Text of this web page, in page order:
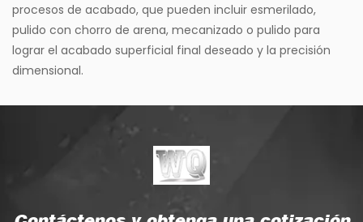
procesos de acabado, que pueden incluir esmerilado,
pulido con chorro de arena, mecanizado o pulido para
lograr el acabado superficial final deseado y la precisión
dimensional.